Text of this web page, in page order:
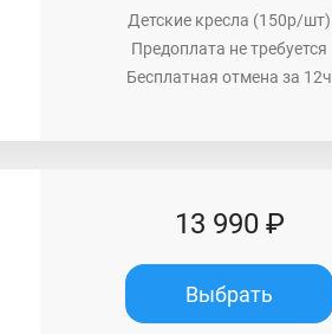
Детские кресла (150р/шт)
Предоплата не требуется
Бесплатная отмена за 12ч
13 990 ₽
Выбрать